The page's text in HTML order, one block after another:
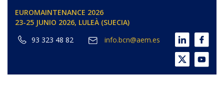
EUROMAINTENANCE 2026
23-25 JUNIO 2026, LULEÀ (SUECIA)
93 323 48 82
info.bcn@aem.es